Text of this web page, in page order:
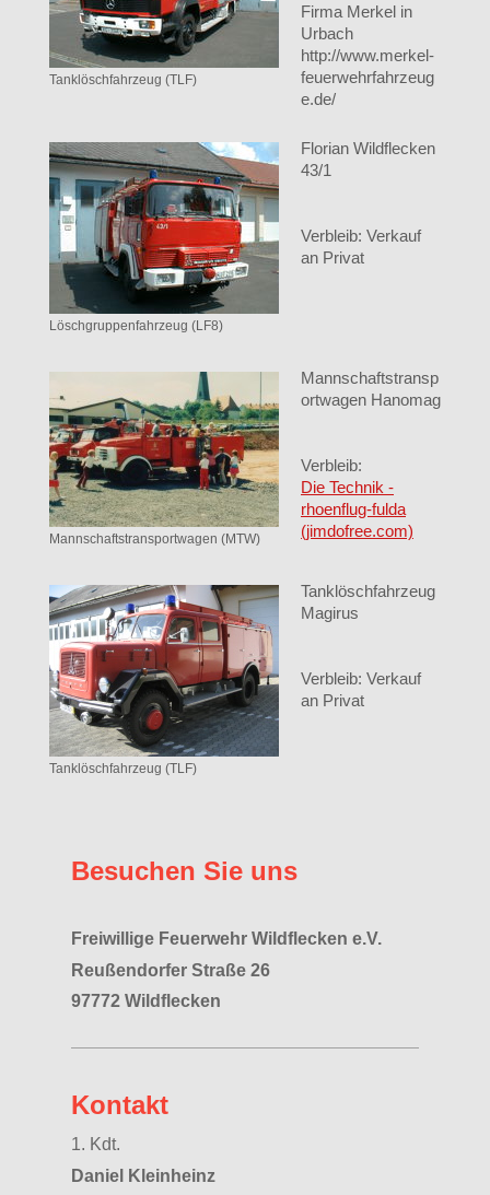
Tanklöschfahrzeug (TLF)
Firma Merkel in
Urbach
http://www.merkel-
feuerwehrfahrzeug
e.de/
Löschgruppenfahrzeug (LF8)
Florian Wildflecken
43/1
Verbleib: Verkauf
an Privat
Mannschaftstransportwagen (MTW)
Mannschaftstransp
ortwagen Hanomag
Verbleib:
Die Technik -
rhoenflug-fulda
(jimdofree.com)
Tanklöschfahrzeug (TLF)
Tanklöschfahrzeug
Magirus
Verbleib: Verkauf
an Privat
Besuchen Sie uns
Freiwillige Feuerwehr Wildflecken e.V.
Reußendorfer Straße 26
97772 Wildflecken
Kontakt
1. Kdt.
Daniel Kleinheinz